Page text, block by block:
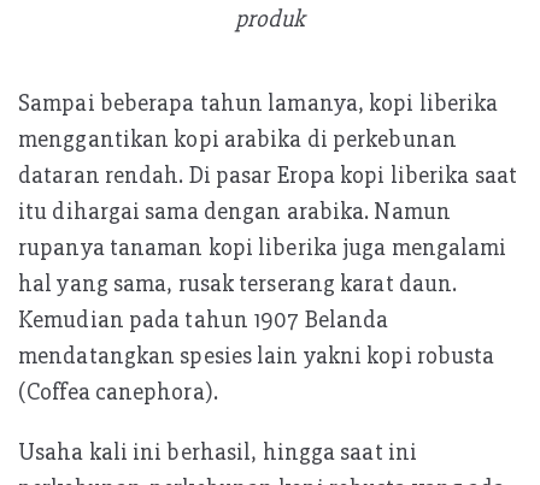
produk
Sampai beberapa tahun lamanya, kopi liberika
menggantikan kopi arabika di perkebunan
dataran rendah. Di pasar Eropa kopi liberika saat
itu dihargai sama dengan arabika. Namun
rupanya tanaman kopi liberika juga mengalami
hal yang sama, rusak terserang karat daun.
Kemudian pada tahun 1907 Belanda
mendatangkan spesies lain yakni kopi robusta
(Coffea canephora).
Usaha kali ini berhasil, hingga saat ini